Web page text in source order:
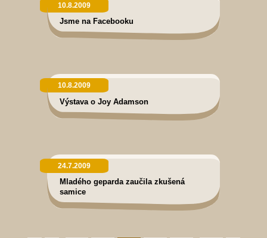
10.8.2009
Jsme na Facebooku
10.8.2009
Výstava o Joy Adamson
24.7.2009
Mladého geparda zaučila zkušená
samice